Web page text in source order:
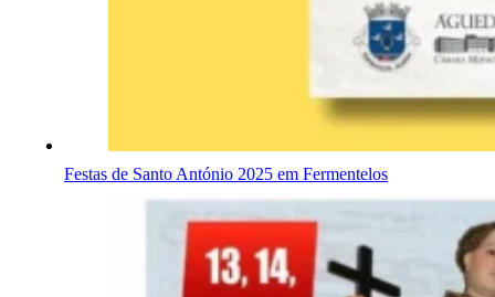
Festas de Santo António 2025 em Fermentelos